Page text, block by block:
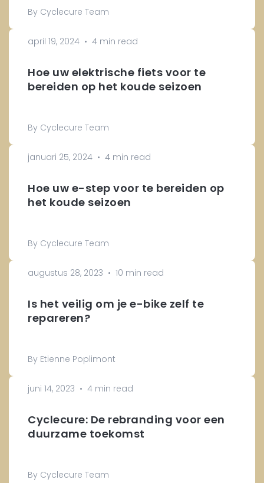
By Cyclecure Team
april 19, 2024 • 4 min read
Hoe uw elektrische fiets voor te
bereiden op het koude seizoen
By Cyclecure Team
januari 25, 2024 • 4 min read
Hoe uw e-step voor te bereiden op
het koude seizoen
By Cyclecure Team
augustus 28, 2023 • 10 min read
Is het veilig om je e-bike zelf te
repareren?
By Etienne Poplimont
juni 14, 2023 • 4 min read
Cyclecure: De rebranding voor een
duurzame toekomst
By Cyclecure Team